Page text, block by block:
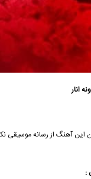
انار
و مشاهده متن این آهنگ از رسانه
: